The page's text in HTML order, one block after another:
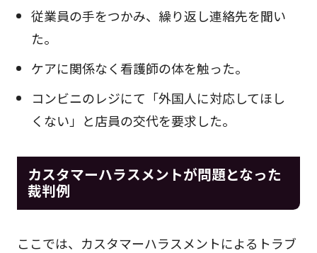
従業員の手をつかみ、繰り返し連絡先を聞い
た。
ケアに関係なく看護師の体を触った。
コンビニのレジにて「外国人に対応してほし
くない」と店員の交代を要求した。
カスタマーハラスメントが問題となった
裁判例
ここでは、カスタマーハラスメントによるトラブ